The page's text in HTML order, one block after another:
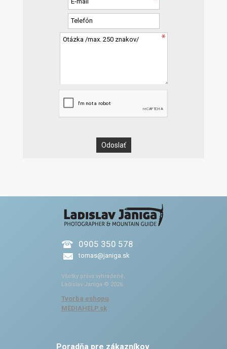
0905 350 578
tomas@janiga.sk
Všetky práva vyhradené.
Ladislav Janiga © 2026
Tvorba eshopu:
MEDIAHELP.sk
Poradňa pre zákazníkov